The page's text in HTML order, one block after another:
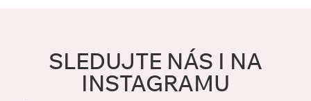
SLEDUJTE NÁS I NA
INSTAGRAMU